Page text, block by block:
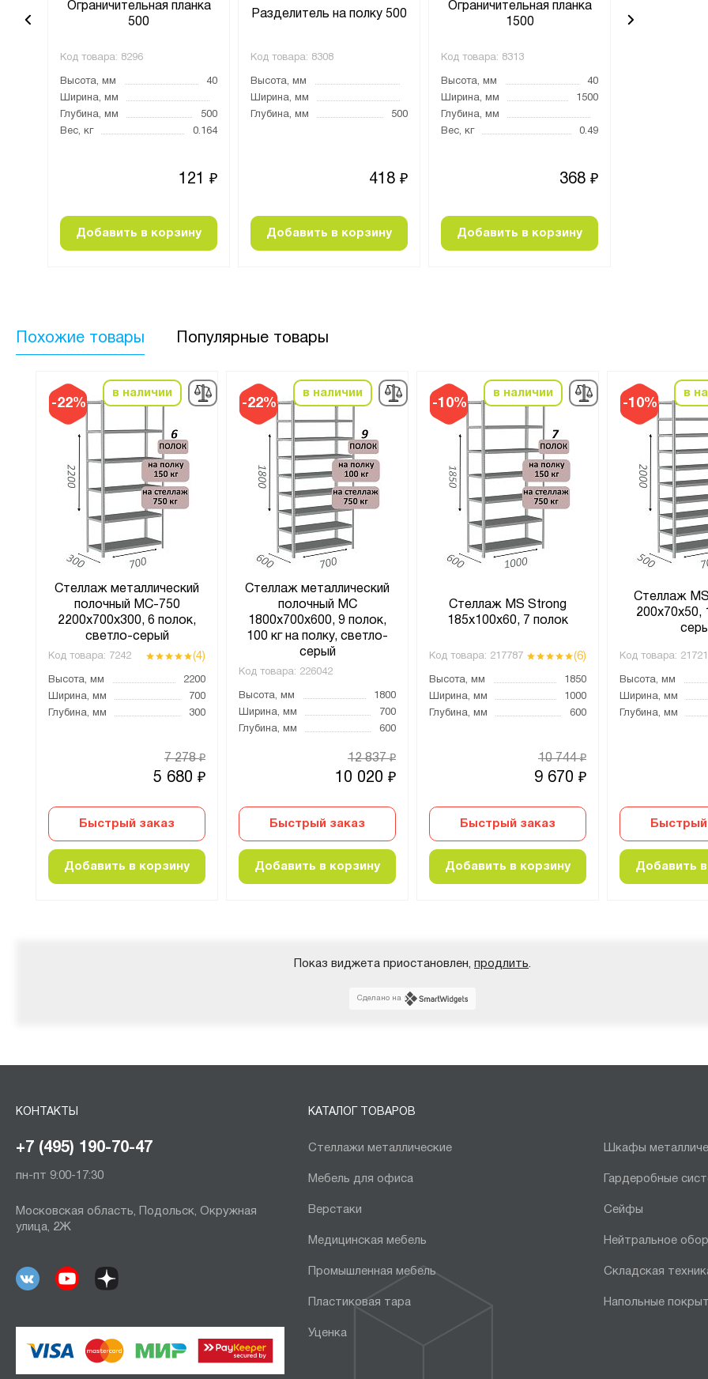
Ограничительная планка
500
Код товара: 8296
Высота, мм
40
Ширина, мм
Глубина, мм
500
Вес, кг
0.164
121 ₽
Добавить в корзину
Разделитель на полку 500
Код товара: 8308
Высота, мм
Ширина, мм
Глубина, мм
500
418 ₽
Добавить в корзину
Ограничительная планка
1500
Код товара: 8313
Высота, мм
40
Ширина, мм
1500
Глубина, мм
Вес, кг
0.49
368 ₽
Добавить в корзину
Похожие товары Популярные товары
-22%
в наличии
Стеллаж металлический
полочный МС-750
2200х700х300, 6 полок,
светло-серый
Код товара: 7242 (4)
Высота, мм
2200
Ширина, мм
700
Глубина, мм
300
5 680 ₽
7 278₽
Быстрый заказ
Добавить в корзину
-22%
в наличии
Стеллаж металлический
полочный МС
1800х700х600, 9 полок,
100 кг на полку, светло-
серый
Код товара: 226042
Высота, мм
1800
Ширина, мм
700
Глубина, мм
600
10 020 ₽
12 837₽
Быстрый заказ
Добавить в корзину
-10%
в наличии
Стеллаж MS Strong
185х100х60, 7 полок
Код товара: 217787 (6)
Высота, мм
1850
Ширина, мм
1000
Глубина, мм
600
9 670 ₽
10 744₽
Быстрый заказ
Добавить в корзину
-10%
в
Стеллаж
200х70х50,
Код товара:
Высота, мм
Ширина, мм
Глубина, мм
Быстрый
Добавить
Показ виджета приостановлен, продлить.
Сделано на
КОНТАКТЫ
+7 (495) 190-70-47
пн-пт 9:00-17:30
Московская область, Подольск, Окружная
улица, 2Ж
КАТАЛОГ ТОВАРОВ
Стеллажи металлические Шкафы
Мебель для офиса Гардеробные
Верстаки Сейфы
Медицинская мебель Нейтральное
Промышленная мебель Складская
Пластиковая тара Напольные
Уценка